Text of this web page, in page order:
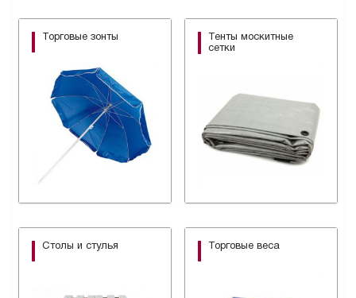
Торговые зонты
Тенты москитные
сетки
Столы и стулья Торговые веса